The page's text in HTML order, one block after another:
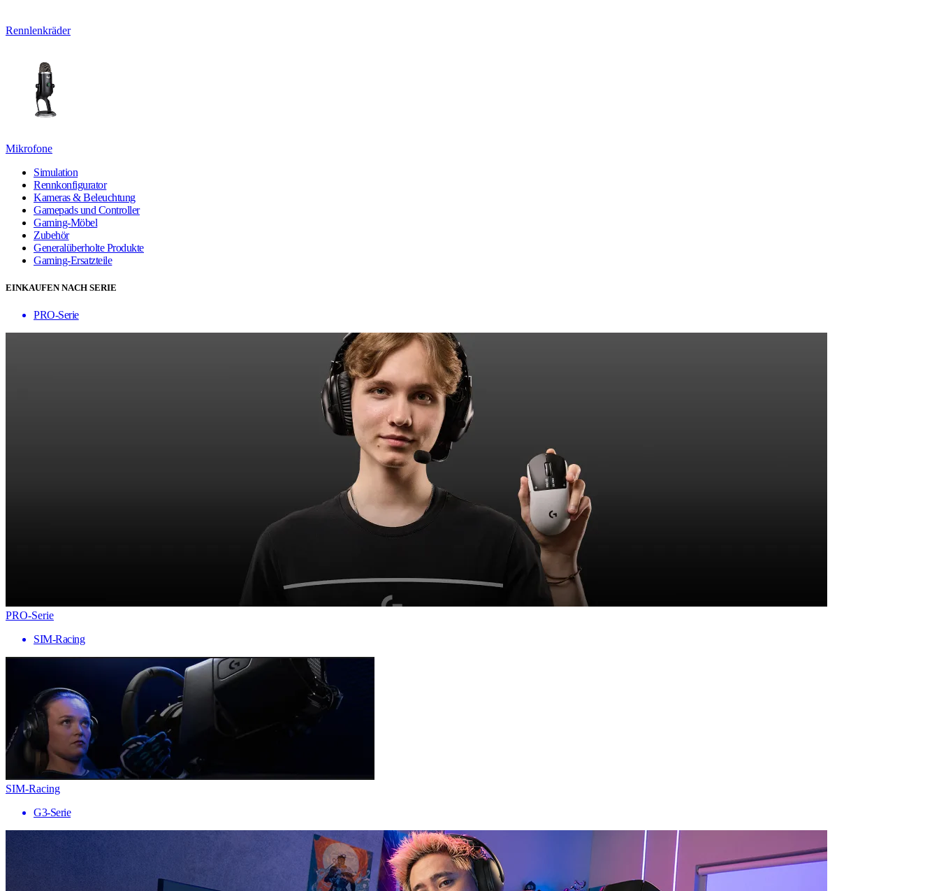
Rennlenkräder
Mikrofone
Simulation
Rennkonfigurator
Kameras & Beleuchtung
Gamepads und Controller
Gaming-Möbel
Zubehör
Generalüberholte Produkte
Gaming-Ersatzteile
EINKAUFEN NACH SERIE
PRO-Serie
PRO-Serie
SIM-Racing
SIM-Racing
G3-Serie